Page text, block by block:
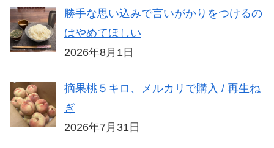
勝手な思い込みで言いがかりをつけるの
はやめてほしい
2026年8月1日
摘果桃５キロ、メルカリで購入 / 再生ね
ぎ
2026年7月31日